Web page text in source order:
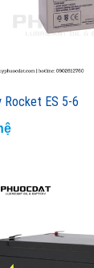
Liên hệ
Rocket ES 5-6